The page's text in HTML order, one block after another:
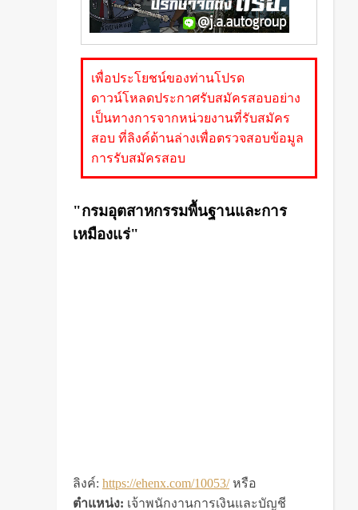
เพื่อประโยชน์ของท่านโปรด
ดาวน์โหลดประกาศรับสมัครสอบอย่าง
เป็นทางการจากหน่วยงานที่รับสมัคร
สอบ ที่ลิงค์ด้านล่างเพื่อตรวจสอบข้อมูล
การรับสมัครสอบ
"กรมอุตสาหกรรมพื้นฐานและการ
เหมืองแร่"
ลิงค์: https://ehenx.com/10053/หรือ
ตำแหน่ง: เจ้าพนักงานการเงินและบัญชี